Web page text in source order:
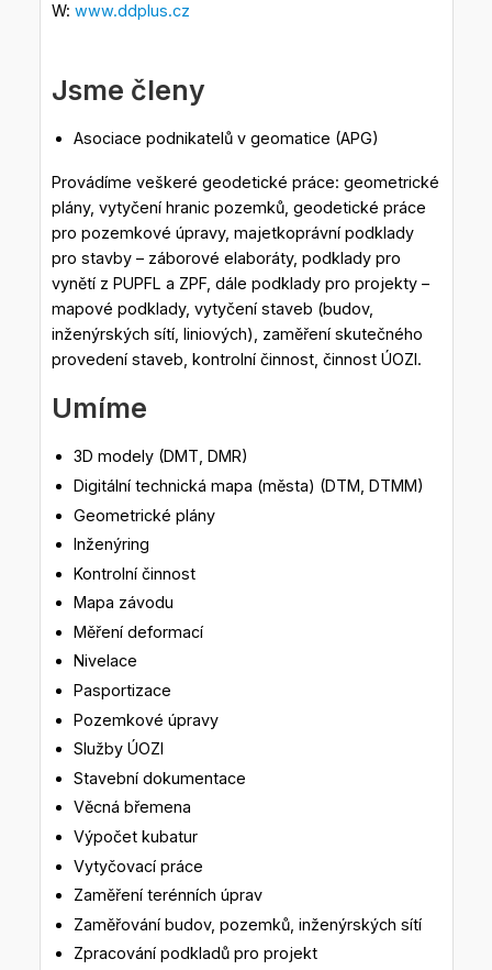
W: www.ddplus.cz
Jsme členy
Asociace podnikatelů v geomatice (APG)
Provádíme veškeré geodetické práce: geometrické
plány, vytyčení hranic pozemků, geodetické práce
pro pozemkové úpravy, majetkoprávní podklady
pro stavby – záborové elaboráty, podklady pro
vynětí z PUPFL a ZPF, dále podklady pro projekty –
mapové podklady, vytyčení staveb (budov,
inženýrských sítí, liniových), zaměření skutečného
provedení staveb, kontrolní činnost, činnost ÚOZI.
Umíme
3D modely (DMT, DMR)
Digitální technická mapa (města) (DTM, DTMM)
Geometrické plány
Inženýring
Kontrolní činnost
Mapa závodu
Měření deformací
Nivelace
Pasportizace
Pozemkové úpravy
Služby ÚOZI
Stavební dokumentace
Věcná břemena
Výpočet kubatur
Vytyčovací práce
Zaměření terénních úprav
Zaměřování budov, pozemků, inženýrských sítí
Zpracování podkladů pro projekt